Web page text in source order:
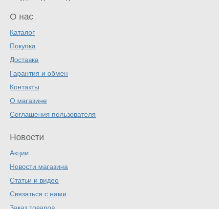
О нас
Каталог
Покупка
Доставка
Гарантия и обмен
Контакты
О магазине
Соглашения пользователя
Новости
Акции
Новости магазина
Статьи и видео
Связаться с нами